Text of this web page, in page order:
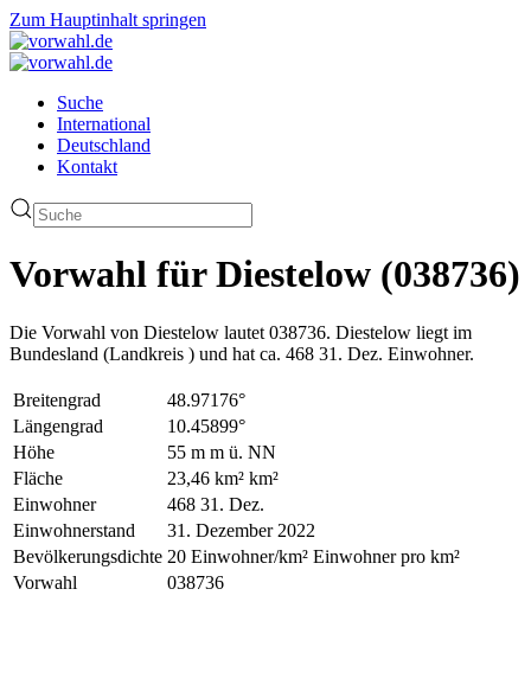
Zum Hauptinhalt springen
Suche
International
Deutschland
Kontakt
Vorwahl für Diestelow (038736)
Die Vorwahl von Diestelow lautet 038736. Diestelow liegt im
Bundesland (Landkreis ) und hat ca. 468 31. Dez. Einwohner.
Breitengrad
48.97176°
Längengrad
10.45899°
Höhe
55 m m ü. NN
Fläche
23,46 km² km²
Einwohner
468 31. Dez.
Einwohnerstand
31. Dezember 2022
Bevölkerungsdichte 20 Einwohner/km² Einwohner pro km²
Vorwahl
038736